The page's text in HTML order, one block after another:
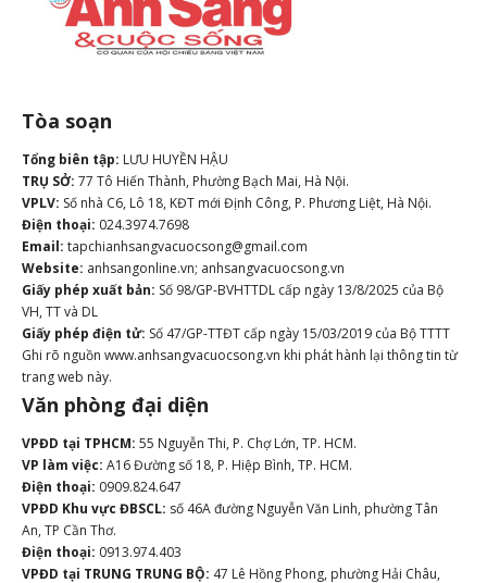
Tòa soạn
Tổng biên tập: LƯU HUYỀN HẬU
TRỤ SỞ: 77 Tô Hiến Thành, Phường Bạch Mai, Hà Nội.
VPLV: Số nhà C6, Lô 18, KĐT mới Định Công, P. Phương Liệt, Hà Nội.
Điện thoại: 024.3974.7698
Email: tapchianhsangvacuocsong@gmail.com
Website: anhsangonline.vn; anhsangvacuocsong.vn
Giấy phép xuất bản: Số 98/GP-BVHTTDL cấp ngày 13/8/2025 của Bộ
VH, TT và DL
Giấy phép điện tử: Số 47/GP-TTĐT cấp ngày 15/03/2019 của Bộ TTTT
Ghi rõ nguồn www.anhsangvacuocsong.vn khi phát hành lại thông tin từ
trang web này.
Văn phòng đại diện
VPĐD tại TPHCM: 55 Nguyễn Thi, P. Chợ Lớn, TP. HCM.
VP làm việc: A16 Đường số 18, P. Hiệp Bình, TP. HCM.
Điện thoại: 0909.824.647
VPĐD Khu vực ĐBSCL: số 46A đường Nguyễn Văn Linh, phường Tân
An, TP Cần Thơ.
Điện thoại: 0913.974.403
VPĐD tại TRUNG TRUNG BỘ: 47 Lê Hồng Phong, phường Hải Châu,